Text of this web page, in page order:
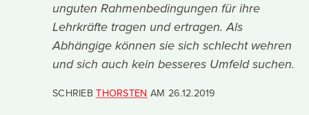
unguten Rahmenbedingungen für ihre
Lehrkräfte tragen und ertragen. Als
Abhängige können sie sich schlecht wehren
und sich auch kein besseres Umfeld suchen.
SCHRIEBTHORSTEN AM 26.12.2019